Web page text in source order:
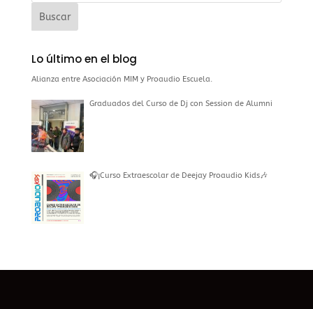
Lo último en el blog
Alianza entre Asociación MIM y Proaudio Escuela.
Graduados del Curso de Dj con Session de Alumni
🎧¡Curso Extraescolar de Deejay Proaudio Kids🎶